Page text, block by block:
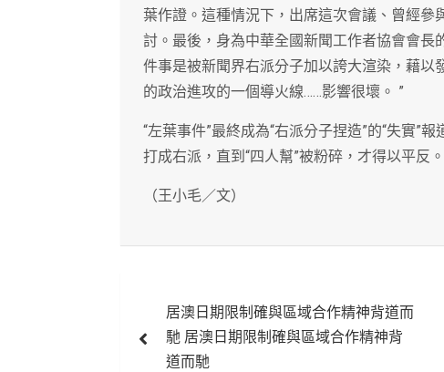
葉作證。這種情況下，出席這次會議、曾經
討。最後，身為中華全國新聞工作者協會會長
件事是被新聞界右派分子加以誇大渲染，藉
的政治進攻的一個導火線……影響很壞。 ”
“左葉事件”最終成為“右派分子捏造”的“失實”
打成右派，直到“四人幫”被粉碎，才得以平反。
（王小毛／文）
章
居澳日期限制確與區域合作精神背道而
馳 居澳日期限制確與區域合作精神背
道而馳